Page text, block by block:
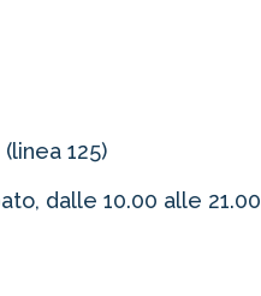
125)
dalle 10.00 alle 21.00